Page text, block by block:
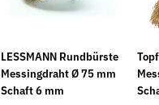
LESSMANN Rundbürste
Messingdraht Ø 75 mm
Schaft 6 mm